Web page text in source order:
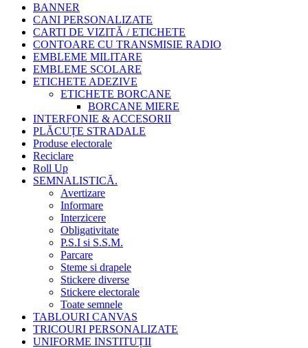
BANNER
CANI PERSONALIZATE
CARTI DE VIZITĂ / ETICHETE
CONTOARE CU TRANSMISIE RADIO
EMBLEME MILITARE
EMBLEME SCOLARE
ETICHETE ADEZIVE
ETICHETE BORCANE
BORCANE MIERE
INTERFONIE & ACCESORII
PLĂCUȚE STRADALE
Produse electorale
Reciclare
Roll Up
SEMNALISTICĂ.
Avertizare
Informare
Interzicere
Obligativitate
P.S.I si S.S.M.
Parcare
Steme si drapele
Stickere diverse
Stickere electorale
Toate semnele
TABLOURI CANVAS
TRICOURI PERSONALIZATE
UNIFORME INSTITUȚII